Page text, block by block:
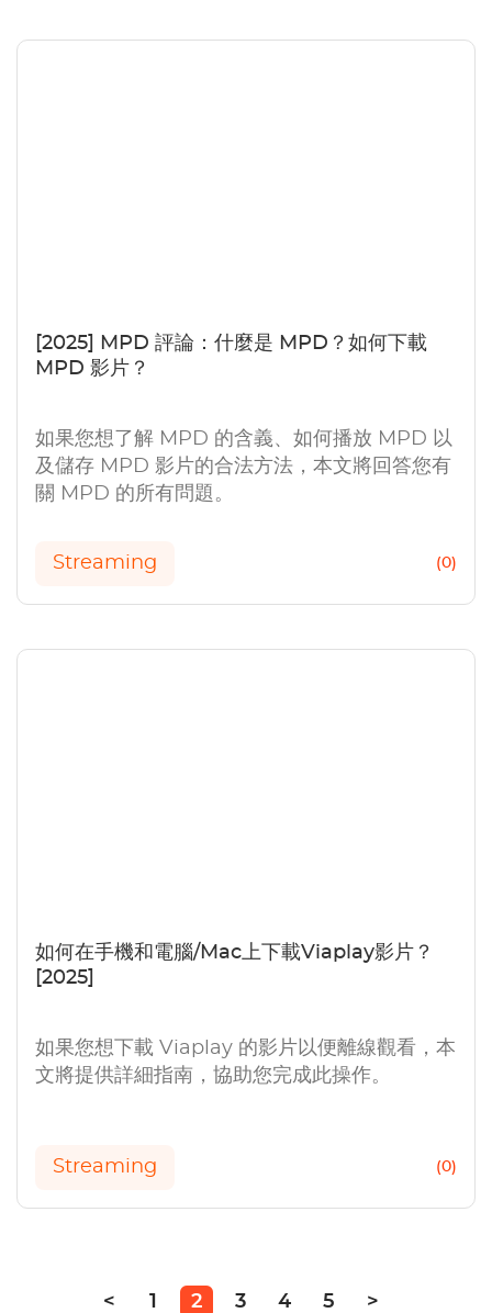
[2025] MPD 評論：什麼是 MPD？如何下載
MPD 影片？
如果您想了解 MPD 的含義、如何播放 MPD 以
及儲存 MPD 影片的合法方法，本文將回答您有
關 MPD 的所有問題。
Streaming (0)
如何在手機和電腦/Mac上下載Viaplay影片？
[2025]
如果您想下載 Viaplay 的影片以便離線觀看，本
文將提供詳細指南，協助您完成此操作。
Streaming (0)
< 1 2 3 4 5 >